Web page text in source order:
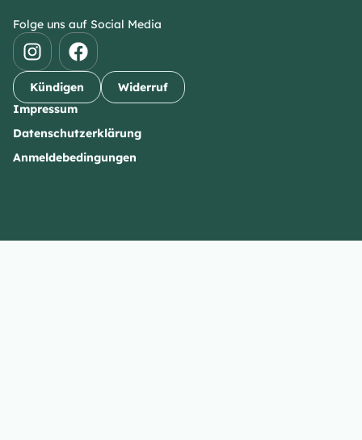
Folge uns auf Social Media
Kündigen
Widerruf
Impressum
Datenschutzerklärung
Anmeldebedingungen